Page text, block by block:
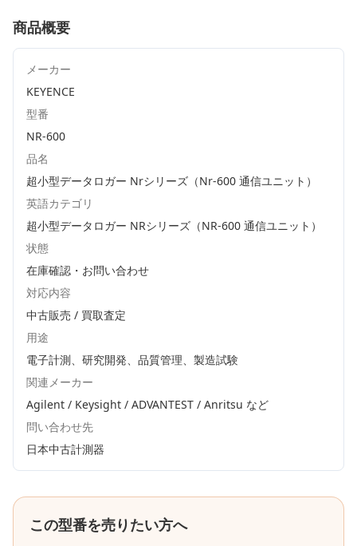
商品概要
メーカー
KEYENCE
型番
NR-600
品名
超小型データロガー Nrシリーズ（Nr-600 通信ユニット）
英語カテゴリ
超小型データロガー NRシリーズ（NR-600 通信ユニット）
状態
在庫確認・お問い合わせ
対応内容
中古販売 / 買取査定
用途
電子計測、研究開発、品質管理、製造試験
関連メーカー
Agilent / Keysight / ADVANTEST / Anritsu など
問い合わせ先
日本中古計測器
この型番を売りたい方へ